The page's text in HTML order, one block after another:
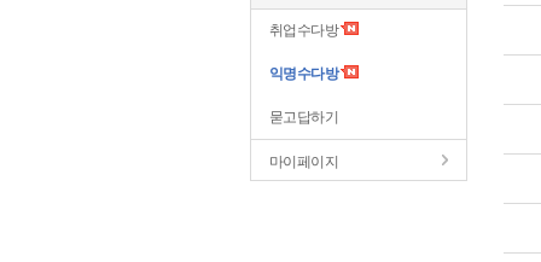
취업수다방
익명수다방
묻고답하기
마이페이지